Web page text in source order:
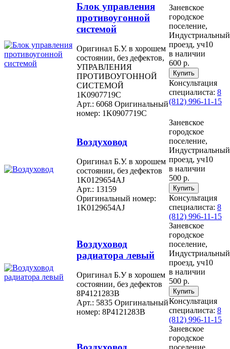
Блок управления
противоугонной
системой
Оригинал Б.У. в хорошем
состоянии, без дефектов,
УПРАВЛЕНИЯ
ПРОТИВОУГОННОЙ
СИСТЕМОЙ
1K0907719C
Арт.: 6068 Оригинальный
номер: 1K0907719C
Заневское
городское
поселение,
Индустриальный
проезд, уч10
в наличии
600 р.
Консультация
специалиста: 8
(812) 996-11-15
Воздуховод
Оригинал Б.У. в хорошем
состоянии, без дефектов
1K0129654AJ
Арт.: 13159
Оригинальный номер:
1K0129654AJ
Заневское
городское
поселение,
Индустриальный
проезд, уч10
в наличии
500 р.
Консультация
специалиста: 8
(812) 996-11-15
Воздуховод
радиатора левый
Оригинал Б.У в хорошем
состоянии, без дефектов
8P4121283B
Арт.: 5835 Оригинальный
номер: 8P4121283B
Заневское
городское
поселение,
Индустриальный
проезд, уч10
в наличии
500 р.
Консультация
специалиста: 8
(812) 996-11-15
Заневское
городское
поселение,